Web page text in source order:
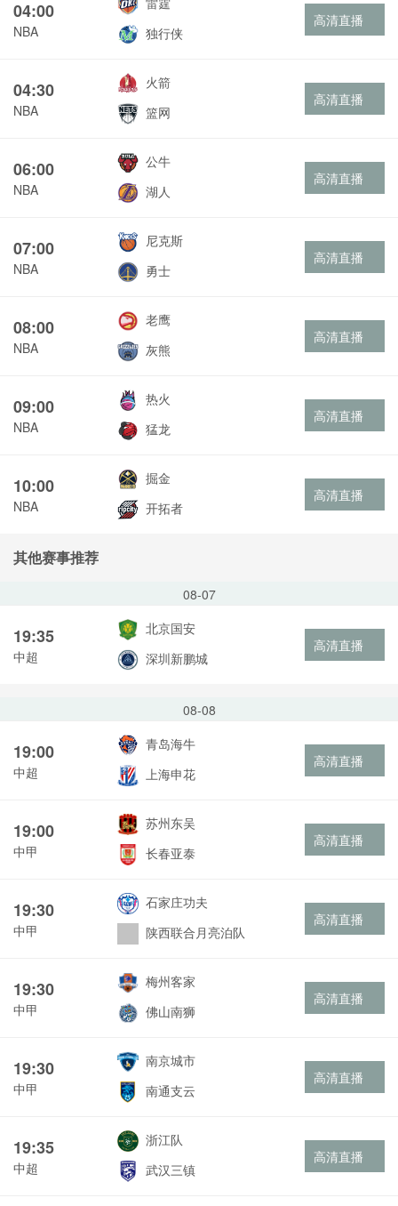
04:00
NBA
独行侠
高清直播
04:30
NBA
火箭
篮网
高清直播
06:00
NBA
公牛
湖人
高清直播
07:00
NBA
尼克斯
勇士
高清直播
08:00
NBA
老鹰
灰熊
高清直播
09:00
NBA
热火
猛龙
高清直播
10:00
NBA
掘金
开拓者
高清直播
其他赛事推荐
08-07
19:35
中超
北京国安
深圳新鹏城
高清直播
08-08
19:00
中超
青岛海牛
上海申花
高清直播
19:00
中甲
苏州东吴
长春亚泰
高清直播
19:30
中甲
石家庄功夫
陕西联合月亮泊队
高清直播
19:30
中甲
梅州客家
佛山南狮
高清直播
19:30
中甲
南京城市
南通支云
高清直播
19:35
中超
浙江队
武汉三镇
高清直播